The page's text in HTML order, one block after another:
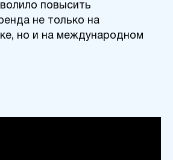
повысить
не только на
но и на международном